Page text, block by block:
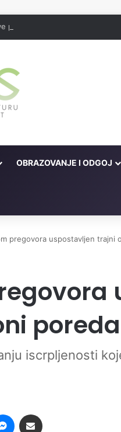
pisao Husein ef. Đozo
OBRAZOVANJE I ODGOJ
pregovora uspostavljen trajni
iscrpljenosti